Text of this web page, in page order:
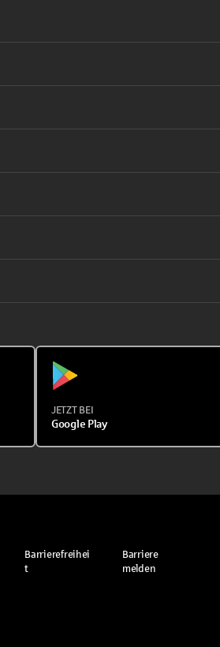
JETZT BEI
Google Play
Barrierefreihei
t
Barriere
melden